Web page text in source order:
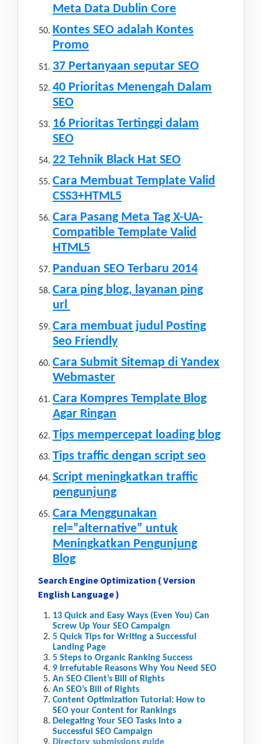
Meta Data Dublin Core
Kontes SEO adalah Kontes
Promo
37 Pertanyaan seputar SEO
40 Prioritas Menengah Dalam
SEO
16 Prioritas Tertinggi dalam
SEO
22 Tehnik Black Hat SEO
Cara Membuat Template Valid
CSS3+HTML5
Cara Pasang Meta Tag X-UA-
Compatible Template Valid
HTML5
Panduan SEO Terbaru 2014
Cara ping blog, layanan ping
url
Cara membuat judul Posting
Seo Friendly
Cara Submit Sitemap di Yandex
Webmaster
Cara Kompres Template Blog
Agar Ringan
Tips mempercepat loading blog
Tips traffic dengan script seo
Script meningkatkan traffic
pengunjung
Cara Menggunakan
rel=”alternative” untuk
Meningkatkan Pengunjung
Blog
Search Engine Optimization ( Version
English Language )
13 Quick and Easy Ways (Even You) Can
Screw Up Your SEO Campaign
5 Quick Tips for Writing a Successful
Landing Page
5 Steps to Organic Ranking Success
9 Irrefutable Reasons Why You Need SEO
An SEO Client’s Bill of Rights
An SEO’s Bill of Rights
Content Optimization Tutorial: How to
SEO your Content for Rankings
Delegating Your SEO Tasks Into a
Successful SEO Campaign